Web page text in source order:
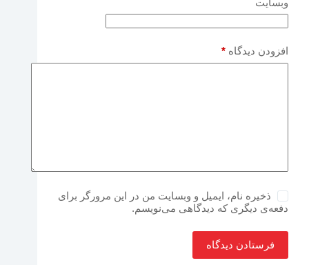
افزودن دیدگاه *
ذخیره نام، ایمیل و وبسایت من در این مرورگر برای
دفعه‌ی دیگری که دیدگاهی می‌نویسم.
فرستادن دیدگاه